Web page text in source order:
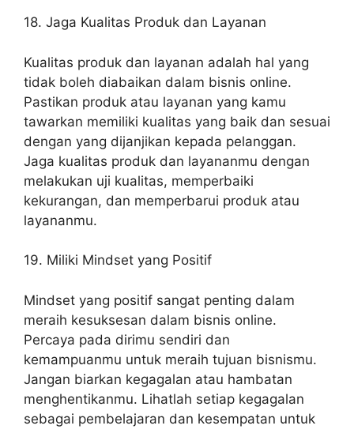
18. Jaga Kualitas Produk dan Layanan
Kualitas produk dan layanan adalah hal yang
tidak boleh diabaikan dalam bisnis online.
Pastikan produk atau layanan yang kamu
tawarkan memiliki kualitas yang baik dan sesuai
dengan yang dijanjikan kepada pelanggan.
Jaga kualitas produk dan layananmu dengan
melakukan uji kualitas, memperbaiki
kekurangan, dan memperbarui produk atau
layananmu.
19. Miliki Mindset yang Positif
Mindset yang positif sangat penting dalam
meraih kesuksesan dalam bisnis online.
Percaya pada dirimu sendiri dan
kemampuanmu untuk meraih tujuan bisnismu.
Jangan biarkan kegagalan atau hambatan
menghentikanmu. Lihatlah setiap kegagalan
sebagai pembelajaran dan kesempatan untuk